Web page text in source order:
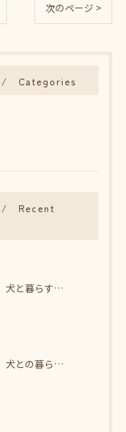
次のページ >
Categories
Recent
犬と暮らす日々で感じるストレス軽減法
犬との暮らしで整える理想の生活リズム